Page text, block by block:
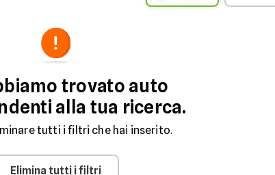
trovato auto
alla tua ricerca.
tutti i filtri che hai inserito.
Elimina tutti i filtri